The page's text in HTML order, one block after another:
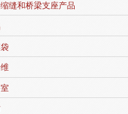
缝和桥梁支座产品